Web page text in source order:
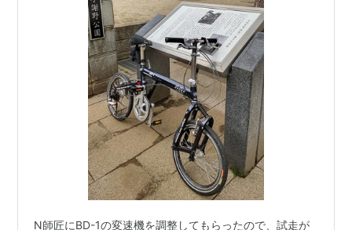
N師匠にBD-1の変速機を調整してもらったので、試走が